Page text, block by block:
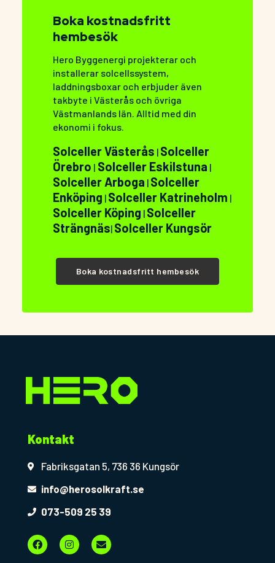
5
a
v
5
Boka kostnadsfritt
hembesök
Hero Byggenergi projekterar och
installerar solcellssystem,
laddningsboxar och erbjuder även
takbyte i Västerås och övriga
Västmanlands län. Alltid med din
ekonomi i fokus.
Solceller Västerås | Solceller
Örebro |Solceller Eskilstuna |
Solceller Arboga | Solceller
Enköping | Solceller Katrineholm |
Solceller Köping | Solceller
Strängnäs| Solceller Kungsör
Boka kostnadsfritt hembesök
Kontakt
Fabriksgatan 5, 736 36 Kungsör
info@herosolkraft.se
073-509 25 39
F
a
c
I
n
s
E
n
v